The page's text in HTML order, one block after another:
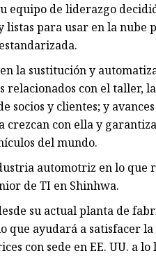
equipo de liderazgo
para usar en la nube
la sustitución y
con el taller,
socios y clientes; y
crezcan con ella y
del mundo.
automotriz en lo que
de TI en Shinhwa.
su actual planta de
que ayudará a satisfacer
con sede en EE. UU. a